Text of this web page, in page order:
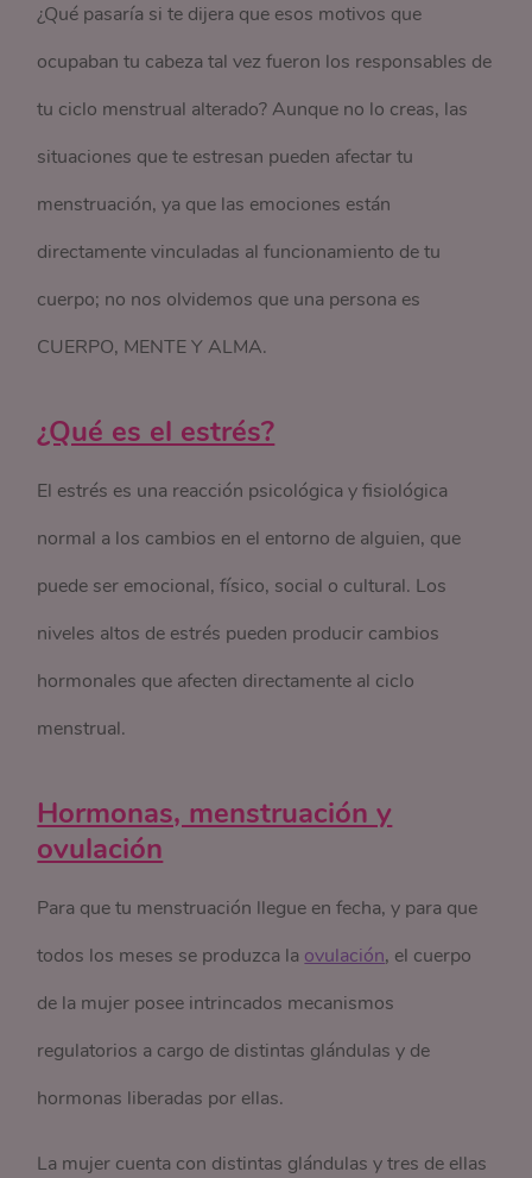
¿Qué pasaría si te dijera que esos motivos que
ocupaban tu cabeza tal vez fueron los responsables de
tu ciclo menstrual alterado? Aunque no lo creas, las
situaciones que te estresan pueden afectar tu
menstruación, ya que las emociones están
directamente vinculadas al funcionamiento de tu
cuerpo; no nos olvidemos que una persona es
CUERPO, MENTE Y ALMA.
¿Qué es el estrés?
El estrés es una reacción psicológica y fisiológica
normal a los cambios en el entorno de alguien, que
puede ser emocional, físico, social o cultural. Los
niveles altos de estrés pueden producir cambios
hormonales que afecten directamente al ciclo
menstrual.
Hormonas, menstruación y
ovulación
Para que tu menstruación llegue en fecha, y para que
todos los meses se produzca la ovulación, el cuerpo
de la mujer posee intrincados mecanismos
regulatorios a cargo de distintas glándulas y de
hormonas liberadas por ellas.
La mujer cuenta con distintas glándulas y tres de ellas